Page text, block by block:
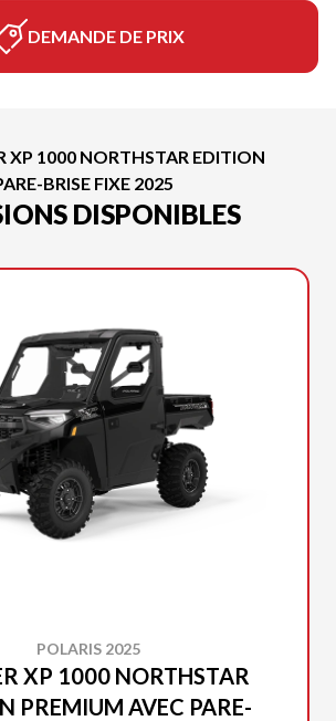
DEMANDE DE PRIX
XP 1000 NORTHSTAR EDITION
BRISE FIXE 2025
DISPONIBLES
POLARIS 2025
XP 1000 NORTHSTAR
PREMIUM AVEC PARE-